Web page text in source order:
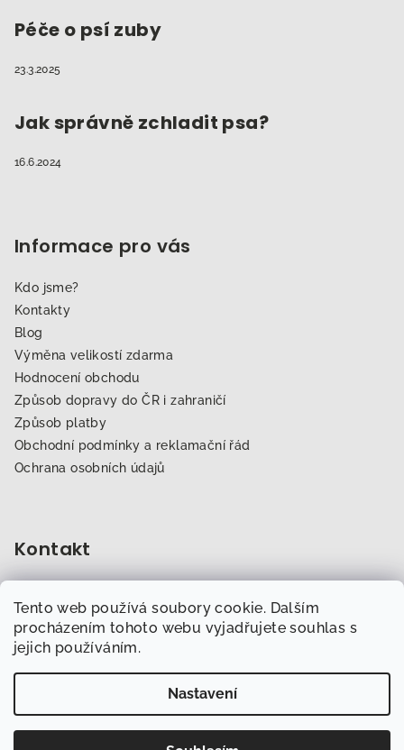
Tento web používá soubory cookie. Dalším
procházením tohoto webu vyjadřujete souhlas s
jejich používáním.
Nastavení
Péče o psí zuby
23.3.2025
Jak správně zchladit psa?
16.6.2024
Informace pro vás
Kdo jsme?
Kontakty
Blog
Výměna velikostí zdarma
Hodnocení obchodu
Způsob dopravy do ČR i zahraničí
Způsob platby
Obchodní podmínky a reklamační řád
Ochrana osobních údajů
Kontakt
702 007 759